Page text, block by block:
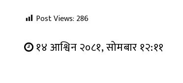
Post Views: 286
१४ आश्विन २०८१, सोमबार १२:११